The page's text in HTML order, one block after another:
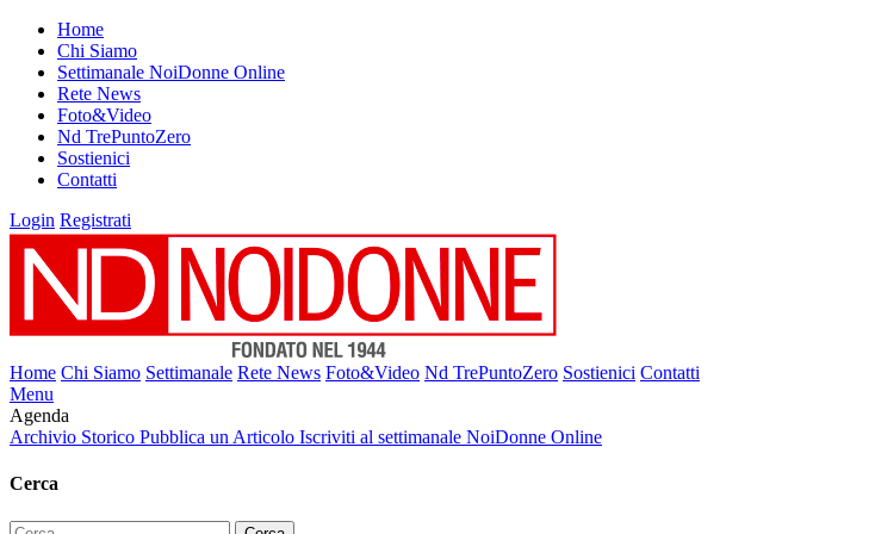
Home
Chi Siamo
Settimanale NoiDonne Online
Rete News
Foto&Video
Nd TrePuntoZero
Sostienici
Contatti
Login Registrati
Home Chi Siamo Settimanale Rete News Foto&Video Nd TrePuntoZero Sostienici Contatti
Menu
Agenda
Archivio Storico Pubblica un Articolo Iscriviti al settimanale NoiDonne Online
Cerca